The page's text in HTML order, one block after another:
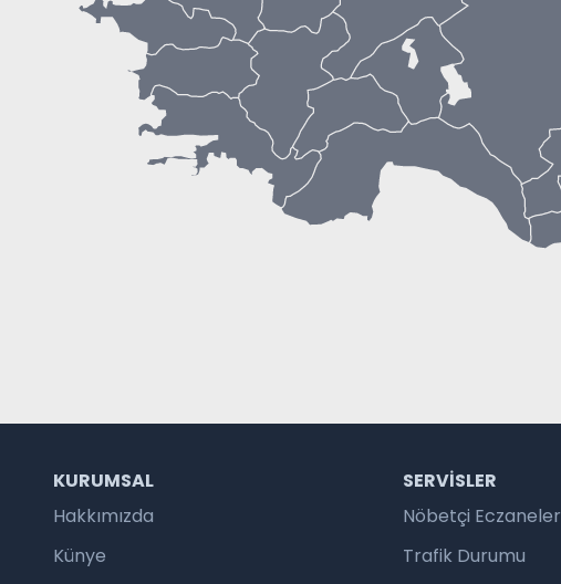
KURUMSAL
Hakkımızda
Künye
SERVISLER
Nöbetçi Eczaneler
Trafik Durumu